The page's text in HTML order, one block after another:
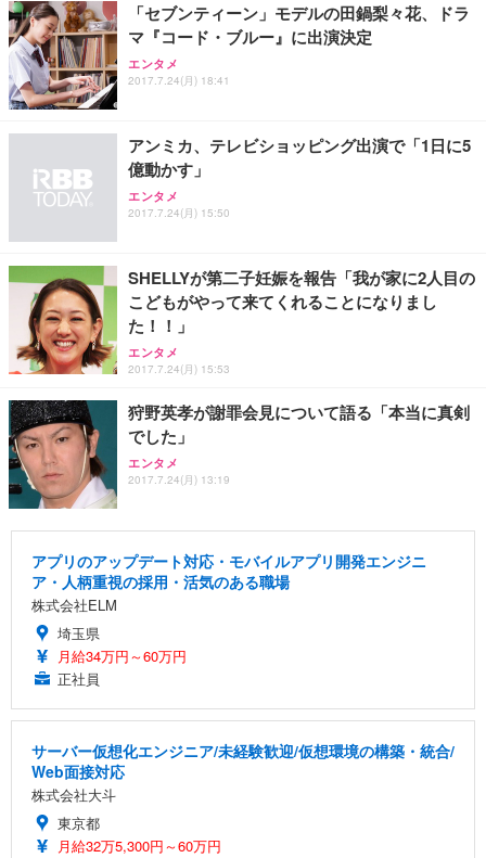
「セブンティーン」モデルの田鍋梨々花、ドラ
マ『コード・ブルー』に出演決定
エンタメ
2017.7.24(月) 18:41
アンミカ、テレビショッピング出演で「1日に5
億動かす」
エンタメ
2017.7.24(月) 15:50
SHELLYが第二子妊娠を報告「我が家に2人目の
こどもがやって来てくれることになりまし
た！！」
エンタメ
2017.7.24(月) 15:53
狩野英孝が謝罪会見について語る「本当に真剣
でした」
エンタメ
2017.7.24(月) 13:19
アプリのアップデート対応・モバイルアプリ開発エンジニ
ア・人柄重視の採用・活気のある職場
株式会社ELM
埼玉県
月給34万円～60万円
正社員
サーバー仮想化エンジニア/未経験歓迎/仮想環境の構築・統合/
Web面接対応
株式会社大斗
東京都
月給32万5,300円～60万円